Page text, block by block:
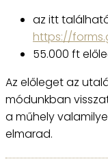
az itt
https://
55.000 ft
Az előleget az
módunkban
a műhely
elmarad.